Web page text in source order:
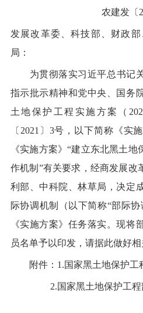
农建发〔
发展改革委、科技部、财政
局：
为贯彻落实习近平总书记
指示批示精神和党中央、国务
土地保护工程 实施方案（
〔 2021 〕 3号 ，以下简称《实
《实施方案》“建立东北黑土地
作机制 ”有关要求，经商发展改
利部、中科院、林草局，决定
际协调机制（以下简称“部际协
《实施方案》任务落实。现将
员名单予以印发，请据此做好相
附件： 1 .国家黑土地保护工
2.国家黑土地保护工